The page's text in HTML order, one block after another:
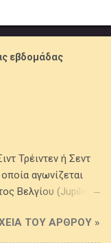
εβδομάδας
Τρέιντεν ή Σεντ
αγωνίζεται
Βελγίου (Jupiler
το 1924 από
ΤΟΥ ΆΡΘΡΟΥ »